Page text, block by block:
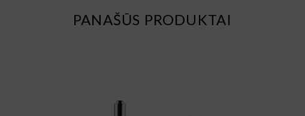
PANAŠŪS PRODUKTAI